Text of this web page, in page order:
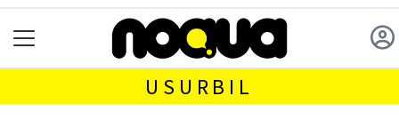
USURBIL